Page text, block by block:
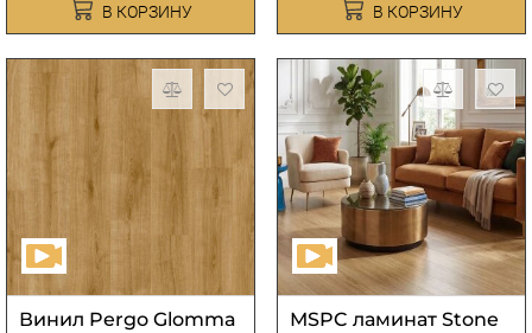
В КОРЗИНУ В КОРЗИНУ
Винил Pergo Glomma
МSPC ламинат Stone